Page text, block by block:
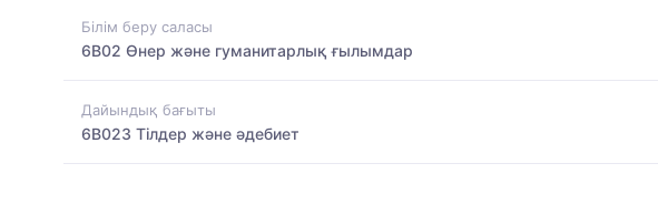
Білім беру саласы
6B02 Өнер және гуманитарлық ғылымдар
Дайындық бағыты
6B023 Тілдер және әдебиет